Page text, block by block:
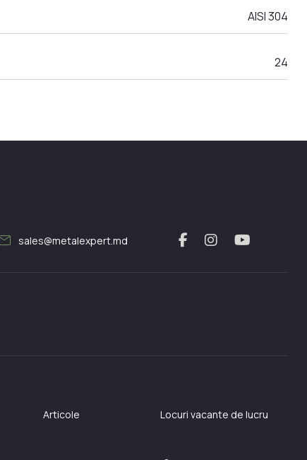
AISI 304
24
sales@metalexpert.md
Articole Locuri vacante de lucru